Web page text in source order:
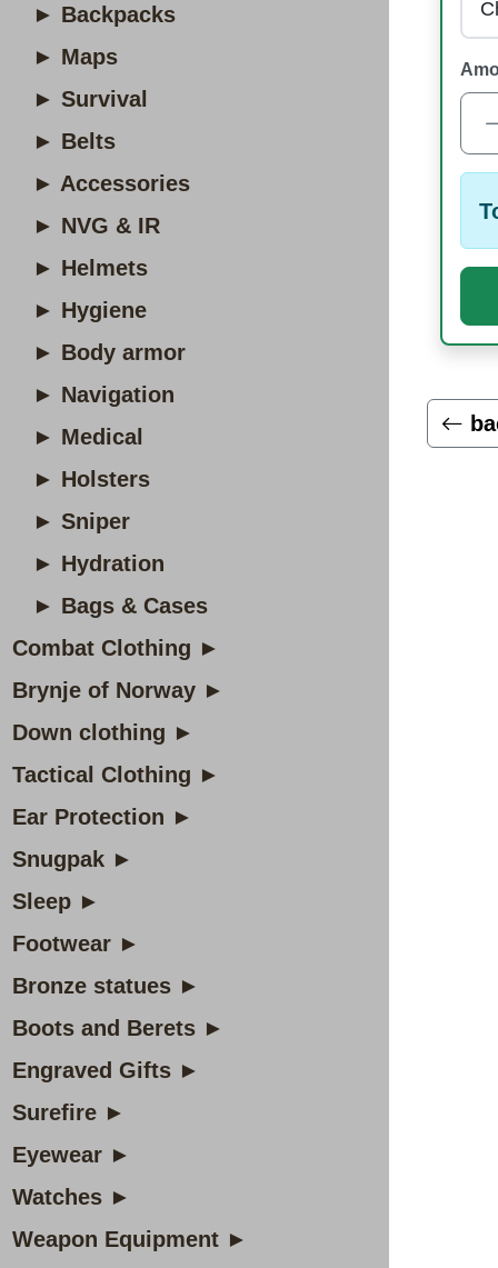
► Backpacks
► Maps
► Survival
► Belts
► Accessories
► NVG & IR
► Helmets
► Hygiene
► Body armor
► Navigation
► Medical
► Holsters
► Sniper
► Hydration
► Bags & Cases
Combat Clothing ►
Brynje of Norway ►
Down clothing ►
Tactical Clothing ►
Ear Protection ►
Snugpak ►
Sleep ►
Footwear ►
Bronze statues ►
Boots and Berets ►
Engraved Gifts ►
Surefire ►
Eyewear ►
Watches ►
Weapon Equipment ►